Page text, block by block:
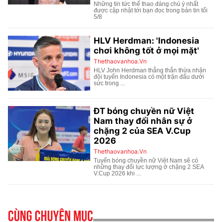
Cùng chuyên mục